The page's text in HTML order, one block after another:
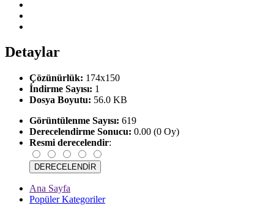
Detaylar
Çözünürlük: 174x150
İndirme Sayısı: 1
Dosya Boyutu: 56.0 KB
Görüntülenme Sayısı: 619
Derecelendirme Sonucu: 0.00 (0 Oy)
Resmi derecelendir:
Ana Sayfa
Popüler Kategoriler